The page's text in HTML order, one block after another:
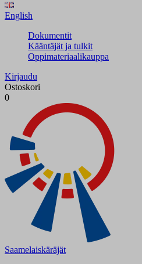
English
Dokumentit
Kääntäjät ja tulkit
Oppimateriaalikauppa
Kirjaudu
Ostoskori
0
Saamelaiskäräjät